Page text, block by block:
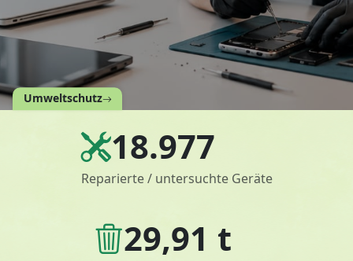
Umweltschutz
18.977
Reparierte / untersuchte Geräte
29,91 t